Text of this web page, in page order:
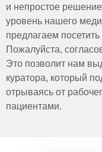
внимание
профилактике
реабилитационным
ЛФК и
и непростое
уровень нашего
предлагаем
Пожалуйста,
Это позволит нам
куратора, который
отрываясь от
пациентами.